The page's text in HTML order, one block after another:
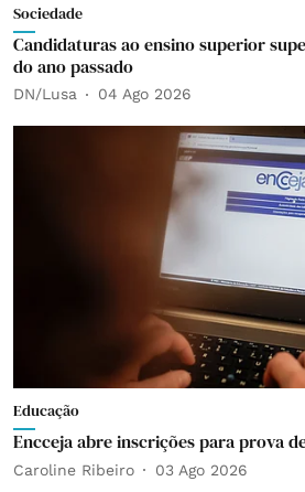
Sociedade
Candidaturas ao ensino superior
do ano passado
DN/Lusa 04 Ago 2026
Educação
Encceja abre inscrições para prova
Caroline Ribeiro 03 Ago 2026